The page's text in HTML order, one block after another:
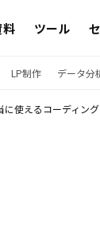
料 ツール
LP制作 データ分
に使えるコーディン